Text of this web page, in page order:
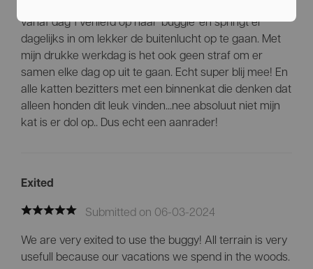
vanaf dag 1 verliefd op haar 'buggie' en springt er
dagelijks in om lekker de buitenlucht op te gaan. Met
mijn drukke werkdag is het ook geen straf om er
samen elke dag op uit te gaan. Echt super blij mee! En
alle katten bezitters met een binnenkat die denken dat
alleen honden dit leuk vinden...nee absoluut niet mijn
kat is er dol op.. Dus echt een aanrader!
Exited
Submitted on 06-03-2024
We are very exited to use the buggy! All terrain is very
usefull because our vacations we spend in the woods.